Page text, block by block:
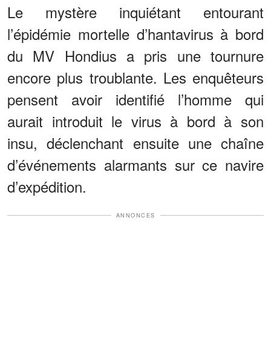
Le mystère inquiétant entourant
l’épidémie mortelle d’hantavirus à bord
du MV Hondius a pris une tournure
encore plus troublante. Les enquêteurs
pensent avoir identifié l’homme qui
aurait introduit le virus à bord à son
insu, déclenchant ensuite une chaîne
d’événements alarmants sur ce navire
d’expédition.
ANNONCES